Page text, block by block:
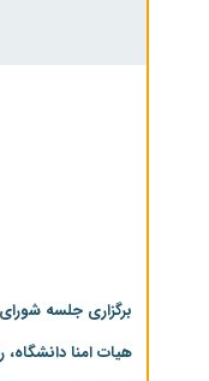
برگزاری جلسه
هیات امنا